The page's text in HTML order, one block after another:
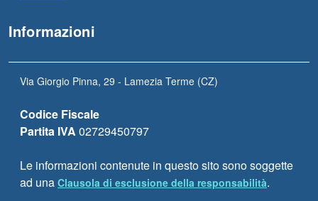
Informazioni
Via Giorgio Pinna, 29 - Lamezia Terme (CZ)
Codice Fiscale
Partita IVA 02729450797
Le informazioni contenute in questo sito sono soggette
ad una Clausola di esclusione della responsabilità.